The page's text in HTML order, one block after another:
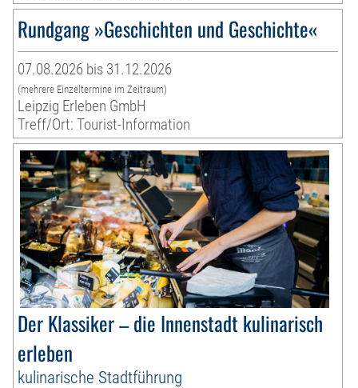
Rundgang »Geschichten und Geschichte«
07.08.2026 bis 31.12.2026
(mehrere Einzeltermine im Zeitraum)
Leipzig Erleben GmbH
Treff/Ort: Tourist-Information
Der Klassiker – die Innenstadt kulinarisch
erleben
kulinarische Stadtführung